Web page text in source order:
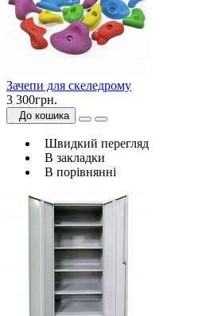
Зачепи для скеледрому
3 300грн.
До кошика
Швидкий перегляд
В закладки
В порівнянні